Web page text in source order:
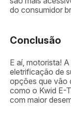
do consumidor
Conclusão
E aí, motorista!
eletrificação de
opções que vão
como o Kwid E-
com maior